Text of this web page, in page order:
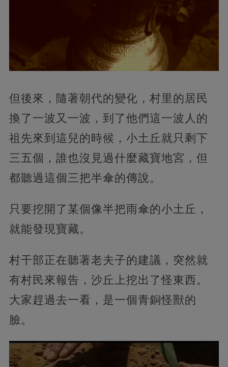
但後來，隨著朝代的變化，村里的居民
換了一波又一波，到了他們這一波人的
祖先來到這兒的時候，小土丘就只剩下
三五個，誰也沒見過什麼藏寶地宮，但
都聽過這個三把半傘的傳說。
只要挖開了某個像半把雨傘的小土丘，
就能發現寶藏。
村干部正在聽著老夫子的建議，突然就
有村民來報告，沙丘上挖出了怪東西。
大家趕過去一看，是一個青銅怪獸的
臉。